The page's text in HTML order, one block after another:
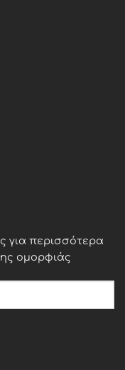
για περισσότερα
ομορφιάς